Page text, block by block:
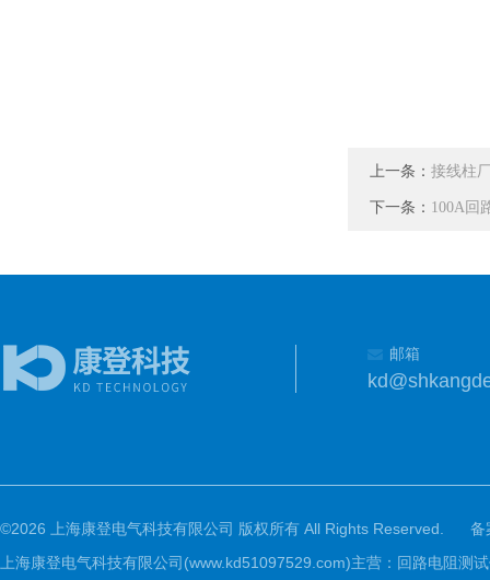
上一条： 接线柱
下一条： 100A回
邮箱
©2026 上海康登电气科技有限公司 版权所有 All Rights Reserved.
备
上海康登电气科技有限公司(www.kd51097529.com)主营：回路电阻